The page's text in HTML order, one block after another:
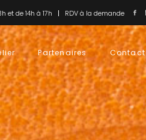
et de 14h à 17h RDV à la demande
Partenaires Contact